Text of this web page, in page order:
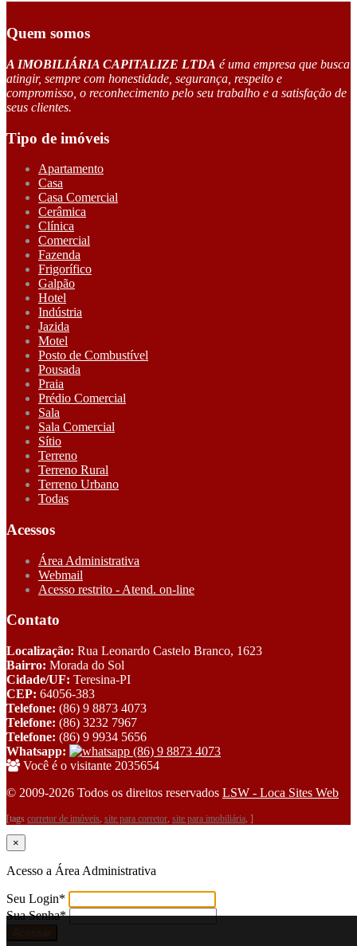
Quem somos
A IMOBILIÁRIA CAPITALIZE LTDA é uma empresa que busca
atingir, sempre com honestidade, segurança, respeito e
compromisso, o reconhecimento pelo seu trabalho e a satisfação de
seus clientes.
Tipo de imóveis
Apartamento
Casa
Casa Comercial
Cerâmica
Clínica
Comercial
Fazenda
Frigorífico
Galpão
Hotel
Indústria
Jazida
Motel
Posto de Combustível
Pousada
Praia
Prédio Comercial
Sala
Sala Comercial
Sítio
Terreno
Terreno Rural
Terreno Urbano
Todas
Acessos
Área Administrativa
Webmail
Acesso restrito - Atend. on-line
Contato
Localização: Rua Leonardo Castelo Branco, 1623
Bairro: Morada do Sol
Cidade/UF: Teresina-PI
CEP: 64056-383
Telefone: (86) 9 8873 4073
Telefone: (86) 3232 7967
Telefone: (86) 9 9934 5656
Whatsapp:
(86) 9 8873 4073
Você é o visitante 2035654
© 2009-2026 Todos os direitos reservados LSW - Loca Sites Web
[tags corretor de imóveis, site para corretor, site para imobiliária, ]
×
Acesso a Área Administrativa
Seu Login*
Sua Senha*